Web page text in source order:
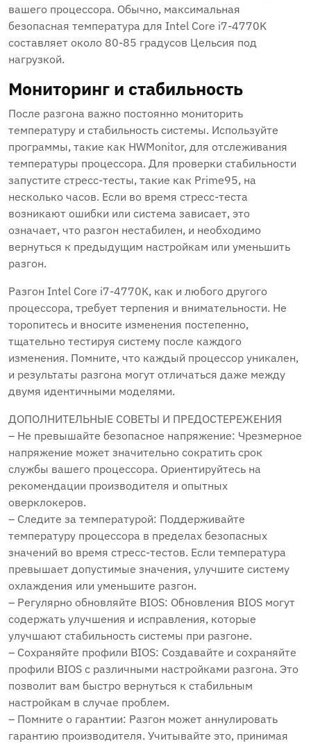
вашего процессора. Обычно, максимальная
безопасная температура для Intel Core i7-4770K
составляет около 80-85 градусов Цельсия под
нагрузкой.
Мониторинг и стабильность
После разгона важно постоянно мониторить
температуру и стабильность системы. Используйте
программы, такие как HWMonitor, для отслеживания
температуры процессора. Для проверки стабильности
запустите стресс-тесты, такие как Prime95, на
несколько часов. Если во время стресс-теста
возникают ошибки или система зависает, это
означает, что разгон нестабилен, и необходимо
вернуться к предыдущим настройкам или уменьшить
разгон.
Разгон Intel Core i7-4770K, как и любого другого
процессора, требует терпения и внимательности. Не
торопитесь и вносите изменения постепенно,
тщательно тестируя систему после каждого
изменения. Помните, что каждый процессор уникален,
и результаты разгона могут отличаться даже между
двумя идентичными моделями.
ДОПОЛНИТЕЛЬНЫЕ СОВЕТЫ И ПРЕДОСТЕРЕЖЕНИЯ
– Не превышайте безопасное напряжение: Чрезмерное
напряжение может значительно сократить срок
службы вашего процессора. Ориентируйтесь на
рекомендации производителя и опытных
оверклокеров.
– Следите за температурой: Поддерживайте
температуру процессора в пределах безопасных
значений во время стресс-тестов. Если температура
превышает допустимые значения, улучшите систему
охлаждения или уменьшите разгон.
– Регулярно обновляйте BIOS: Обновления BIOS могут
содержать улучшения и исправления, которые
улучшают стабильность системы при разгоне.
– Сохраняйте профили BIOS: Создавайте и сохраняйте
профили BIOS с различными настройками разгона. Это
позволит вам быстро вернуться к стабильным
настройкам в случае проблем.
– Помните о гарантии: Разгон может аннулировать
гарантию производителя. Учитывайте это, принимая